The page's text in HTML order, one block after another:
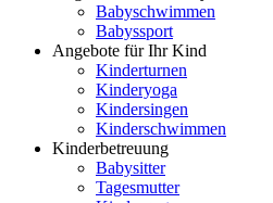
Babyschwimmen
Babyssport
Angebote für Ihr Kind
Kinderturnen
Kinderyoga
Kindersingen
Kinderschwimmen
Kinderbetreuung
Babysitter
Tagesmutter